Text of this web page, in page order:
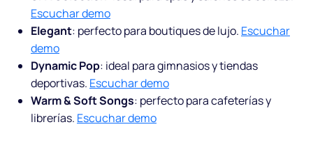
Escuchar demo
Elegant: perfecto para boutiques de lujo. Escuchar
demo
Dynamic Pop: ideal para gimnasios y tiendas
deportivas. Escuchar demo
Warm & Soft Songs: perfecto para cafeterías y
librerías. Escuchar demo